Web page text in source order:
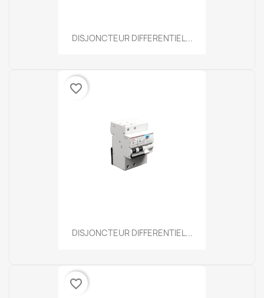
DISJONCTEUR DIFFERENTIEL...
DISJONCTEUR DIFFERENTIEL...
favorite_border
favorite_border